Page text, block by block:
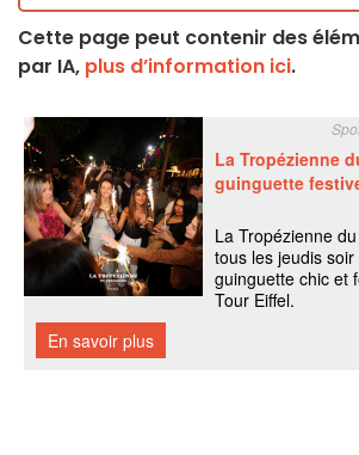
Cette page peut contenir des
par IA, plus d’information ici.